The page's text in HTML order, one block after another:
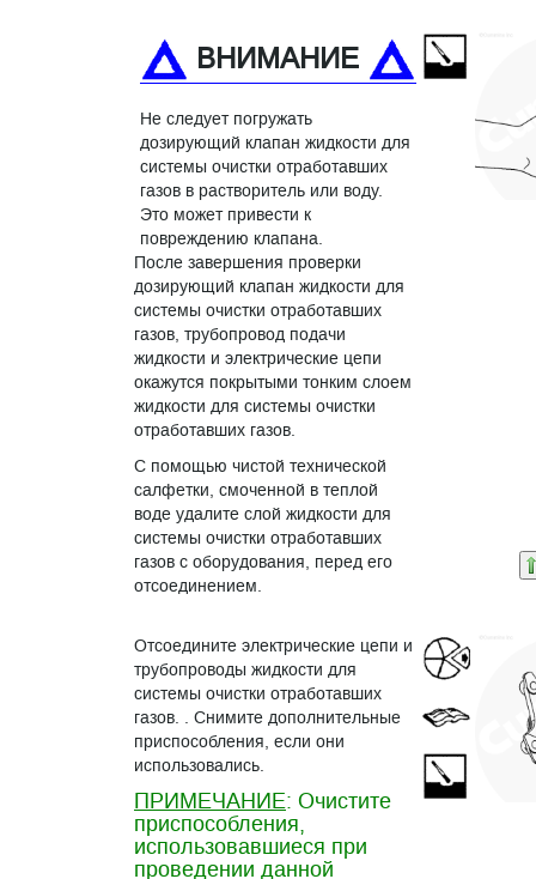
ВНИМАНИЕ
Не следует погружать
дозирующий клапан жидкости для
системы очистки отработавших
газов в растворитель или воду.
Это может привести к
повреждению клапана.
После завершения проверки
дозирующий клапан жидкости для
системы очистки отработавших
газов, трубопровод подачи
жидкости и электрические цепи
окажутся покрытыми тонким слоем
жидкости для системы очистки
отработавших газов.
С помощью чистой технической
салфетки, смоченной в теплой
воде удалите слой жидкости для
системы очистки отработавших
газов с оборудования, перед его
отсоединением.
Отсоедините электрические цепи и
трубопроводы жидкости для
системы очистки отработавших
газов. . Снимите дополнительные
приспособления, если они
использовались.
ПРИМЕЧАНИЕ: Очистите
приспособления,
использовавшиеся при
проведении данной